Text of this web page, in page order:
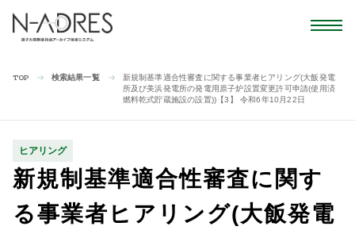
TOP 検索結果一覧
新規制基準適合性審査に関する事業者ヒアリング(大飯発電
所及び美浜発電所の発電用原子炉設置変更許可申請(使用済
燃料乾式貯蔵施設の設置))【3】 令和6年10月22日
ヒアリング
新規制基準適合性審査に関す
る事業者ヒアリング(大飯発電